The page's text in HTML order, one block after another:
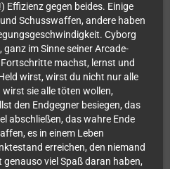
Effizienz gegen beides. Einige
Schusswaffen, andere haben
Cyborg
ganz im Sinne seiner Arcade-
machst, lernst und
wirst, wirst du nicht nur alle
sie alle töten wollen,
den Endgegner besiegen, das
abschließen, das wahre Ende
es in einem Leben
erreichen, den niemand
viel Spaß daran haben,